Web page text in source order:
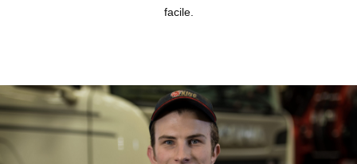
facile.